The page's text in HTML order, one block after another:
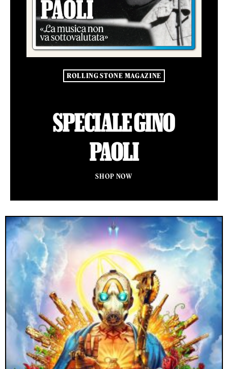
ROLLING STONE MAGAZINE
SPECIALE GINO
PAOLI
SHOP NOW